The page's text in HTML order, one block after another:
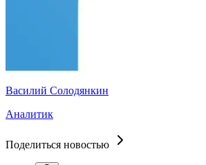
Василий Солодянкин
Аналитик
Поделиться новостью